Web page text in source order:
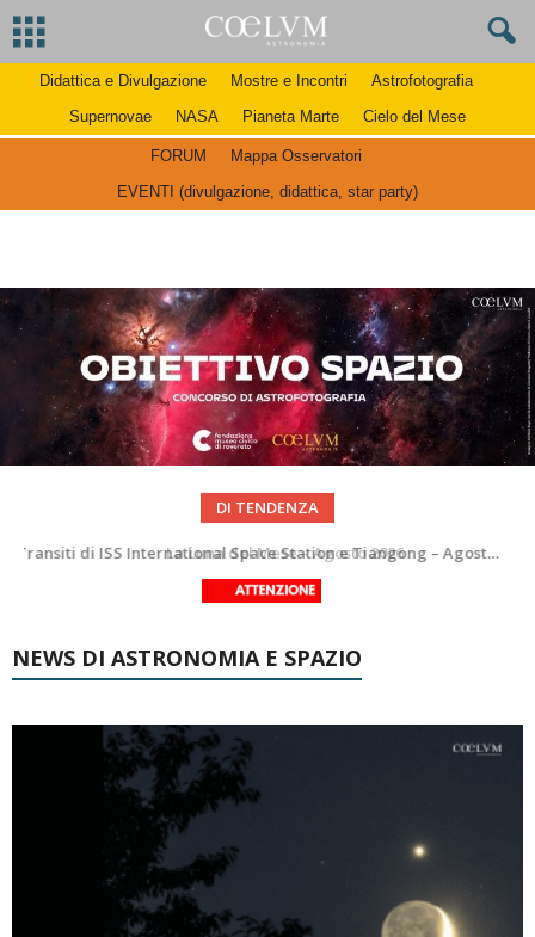
Didattica e Divulgazione Mostre e Incontri
Astrofotografia
Supernovae
NASA Pianeta Marte Cielo del Mese
FORUM
Mappa Osservatori
EVENTI (divulgazione, didattica, star party)
DI TENDENZA
La Luna del Mese – Agosto 2026
Le costellazioni di Agosto 2026: Delfino
NEWS DI ASTRONOMIA E SPAZIO